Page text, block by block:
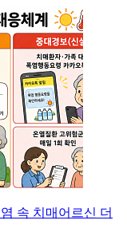
속 치매어르신 더